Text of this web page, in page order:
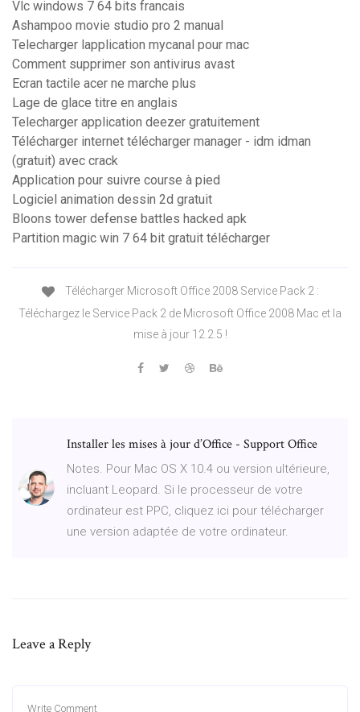
Vlc windows 7 64 bits francais
Ashampoo movie studio pro 2 manual
Telecharger lapplication mycanal pour mac
Comment supprimer son antivirus avast
Ecran tactile acer ne marche plus
Lage de glace titre en anglais
Telecharger application deezer gratuitement
Télécharger internet télécharger manager - idm idman
(gratuit) avec crack
Application pour suivre course à pied
Logiciel animation dessin 2d gratuit
Bloons tower defense battles hacked apk
Partition magic win 7 64 bit gratuit télécharger
Télécharger Microsoft Office 2008 Service Pack 2 :
Téléchargez le Service Pack 2 de Microsoft Office 2008 Mac et la
mise à jour 12.2.5 !
Installer les mises à jour d’Office - Support Office
Notes. Pour Mac OS X 10.4 ou version ultérieure,
incluant Leopard. Si le processeur de votre
ordinateur est PPC, cliquez ici pour télécharger
une version adaptée de votre ordinateur.
Leave a Reply